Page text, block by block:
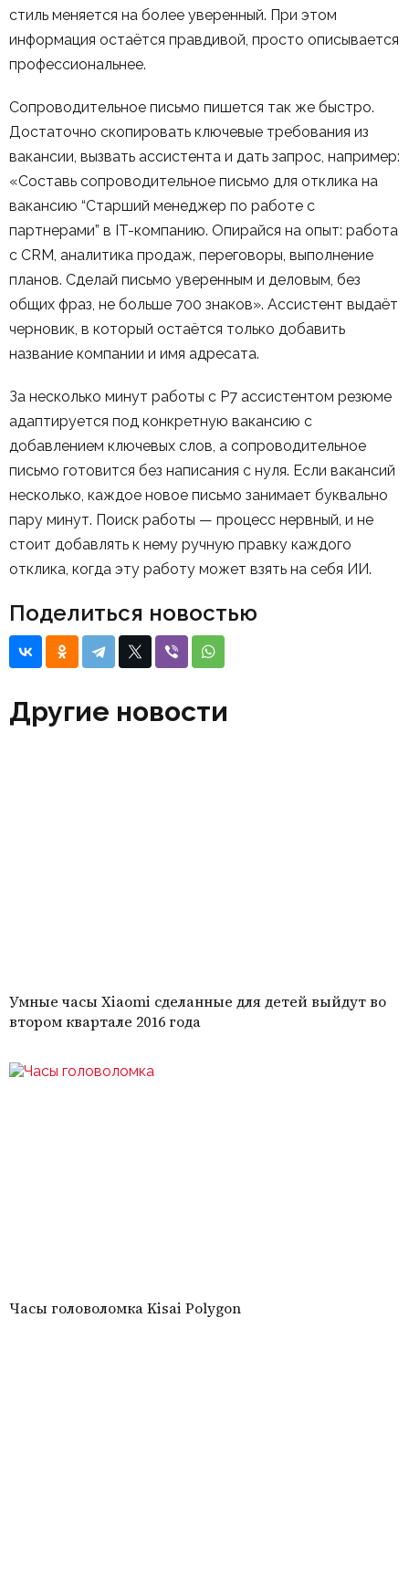
стиль меняется на более уверенный. При этом
информация остаётся правдивой, просто описывается
профессиональнее.
Сопроводительное письмо пишется так же быстро.
Достаточно скопировать ключевые требования из
вакансии, вызвать ассистента и дать запрос, например:
«Составь сопроводительное письмо для отклика на
вакансию “Старший менеджер по работе с
партнерами” в IT-компанию. Опирайся на опыт: работа
с CRM, аналитика продаж, переговоры, выполнение
планов. Сделай письмо уверенным и деловым, без
общих фраз, не больше 700 знаков». Ассистент выдаёт
черновик, в который остаётся только добавить
название компании и имя адресата.
За несколько минут работы с Р7 ассистентом резюме
адаптируется под конкретную вакансию с
добавлением ключевых слов, а сопроводительное
письмо готовится без написания с нуля. Если вакансий
несколько, каждое новое письмо занимает буквально
пару минут. Поиск работы — процесс нервный, и не
стоит добавлять к нему ручную правку каждого
отклика, когда эту работу может взять на себя ИИ.
Поделиться новостью
Другие новости
Умные часы Xiaomi сделанные для детей выйдут во
втором квартале 2016 года
Часы головоломка Kisai Polygon